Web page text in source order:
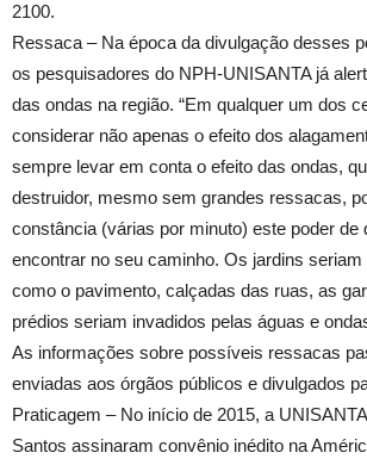
2100.
Ressaca – Na época da divulgação desses
os pesquisadores do NPH-UNISANTA já
das ondas na região. “Em qualquer um dos
considerar não apenas o efeito dos
sempre levar em conta o efeito das ondas,
destruidor, mesmo sem grandes ressacas,
constância (várias por minuto) este poder de
encontrar no seu caminho. Os jardins
como o pavimento, calçadas das ruas, as
prédios seriam invadidos pelas águas e
As informações sobre possíveis ressacas
enviadas aos órgãos públicos e divulgados
Praticagem – No início de 2015, a
Santos assinaram convênio inédito na